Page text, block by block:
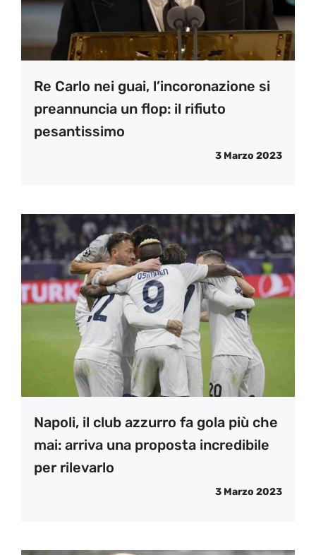
Re Carlo nei guai, l’incoronazione si
preannuncia un flop: il rifiuto
pesantissimo
3 Marzo 2023
Napoli, il club azzurro fa gola più che
mai: arriva una proposta incredibile
per rilevarlo
3 Marzo 2023